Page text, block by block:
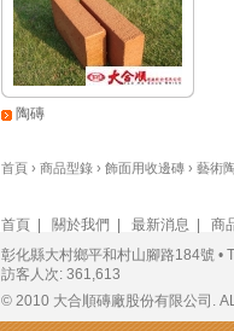
陶磚
首頁 › 商品型錄 › 飾面用收邊磚 › 藝術
首頁 關於我們 最新消息
商
彰化縣大村鄉平和村山腳路184號 •
訪客人次: 361,613
© 2010 大合順磚廠股份有限公司.